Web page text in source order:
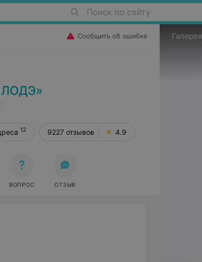
Поиск по сайту
Сообщить об ошибке
12 9227 отзывов 4.9
ВОПРОС ОТЗЫВ
Галерея